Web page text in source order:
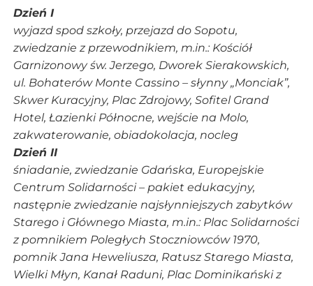
Dzień I
wyjazd spod szkoły, przejazd do Sopotu,
zwiedzanie z przewodnikiem, m.in.: Kościół
Garnizonowy św. Jerzego, Dworek Sierakowskich,
ul. Bohaterów Monte Cassino – słynny „Monciak”,
Skwer Kuracyjny, Plac Zdrojowy, Sofitel Grand
Hotel, Łazienki Północne, wejście na Molo,
zakwaterowanie, obiadokolacja, nocleg
Dzień II
śniadanie, zwiedzanie Gdańska, Europejskie
Centrum Solidarności – pakiet edukacyjny,
następnie zwiedzanie najsłynniejszych zabytków
Starego i Głównego Miasta, m.in.: Plac Solidarności
z pomnikiem Poległych Stoczniowców 1970,
pomnik Jana Heweliusza, Ratusz Starego Miasta,
Wielki Młyn, Kanał Raduni, Plac Dominikański z